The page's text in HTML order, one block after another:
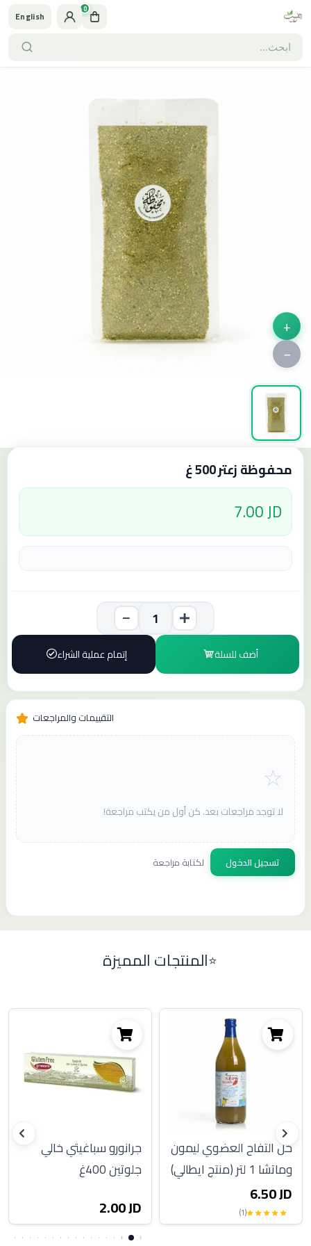
0
English
+
−
محفوظة زعتر 500 غ
7.00 JD
أضف للسلة إتمام عملية الشراء
التقييمات والمراجعات
لا توجد مراجعات بعد. كن أول من يكتب مراجعة!
تسجيل الدخول لكتابة مراجعة
المنتجات المميزة
خل التفاح العضوي ليمون
وماتشا 1 لتر (منتج ايطالي)
6.50 JD
(1)
جرانورو سباغيتي خالي
جلوتين 400غ
2.00 JD